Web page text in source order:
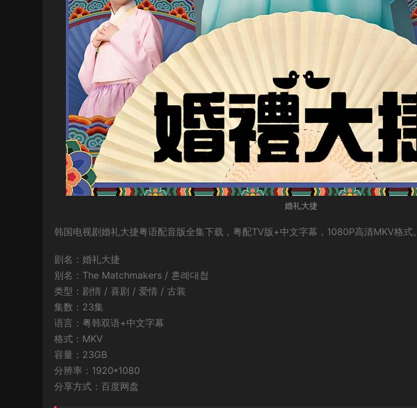
婚礼大捷
韩国电视剧婚礼大捷粤语配音版全集下载，粤配TV版+中文字幕，1080P高清MKV格式。
剧名：婚礼大捷
别名：The Matchmakers / 혼례대첩
类型：剧情 / 喜剧 / 爱情 / 古装
集数：23集
语言：粤韩双语+中文字幕
格式：MKV
容量：23GB
分辨率：1920*1080
分享方式：百度网盘